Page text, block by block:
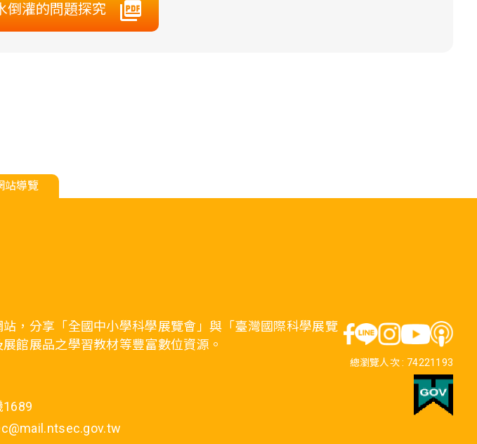
倒灌的問題探究
站導覽
，分享「全國中小學科學展覽會」與「臺灣國際科學展覽
館展品之學習教材等豐富數位資源。
1689
總瀏覽人次 : 74221193